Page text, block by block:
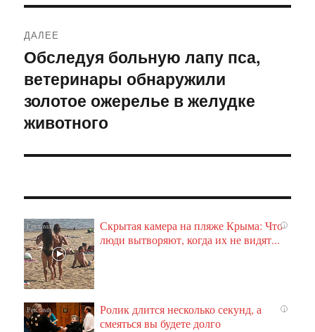
ДАЛЕЕ
Следующая
запись:
Обследуя больную лапу пса,
ветеринары обнаружили
золотое ожерелье в желудке
животного
i
Скрытая камера на пляже Крыма: Что
люди вытворяют, когда их не видят...
i
Ролик длится несколько секунд, а
смеяться вы будете долго